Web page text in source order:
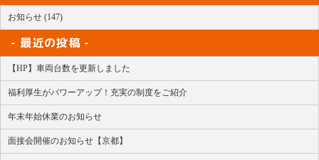
お知らせ (147)
最近の投稿
【HP】車両台数を更新しました
福利厚生がパワーアップ！充実の制度をご紹介
年末年始休業のお知らせ
面接会開催のお知らせ【京都】